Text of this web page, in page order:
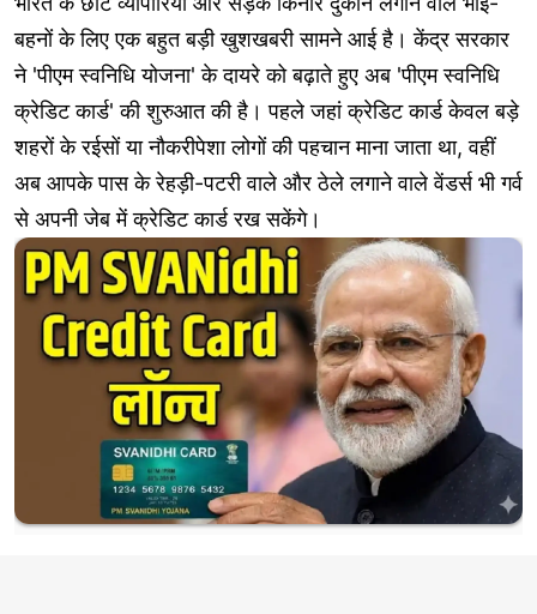
बहनों के लिए एक बहुत बड़ी खुशखबरी सामने आई है। केंद्र सरकार
ने 'पीएम स्वनिधि योजना' के दायरे को बढ़ाते हुए अब 'पीएम स्वनिधि
क्रेडिट कार्ड' की शुरुआत की है। पहले जहां क्रेडिट कार्ड केवल बड़े
शहरों के रईसों या नौकरीपेशा लोगों की पहचान माना जाता था, वहीं
अब आपके पास के रेहड़ी-पटरी वाले और ठेले लगाने वाले वेंडर्स भी गर्व
से अपनी जेब में क्रेडिट कार्ड रख सकेंगे।